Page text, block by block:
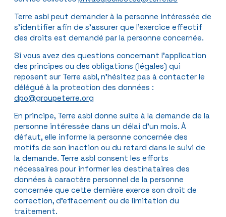
Terre asbl peut demander à la personne intéressée de
s’identifier afin de s’assurer que l’exercice effectif
des droits est demandé par la personne concernée.
Si vous avez des questions concernant l’application
des principes ou des obligations (légales) qui
reposent sur Terre asbl, n’hésitez pas à contacter le
délégué à la protection des données :
dpo@groupeterre.org
En principe, Terre asbl donne suite à la demande de la
personne intéressée dans un délai d’un mois. À
défaut, elle informe la personne concernée des
motifs de son inaction ou du retard dans le suivi de
la demande. Terre asbl consent les efforts
nécessaires pour informer les destinataires des
données à caractère personnel de la personne
concernée que cette dernière exerce son droit de
correction, d’effacement ou de limitation du
traitement.